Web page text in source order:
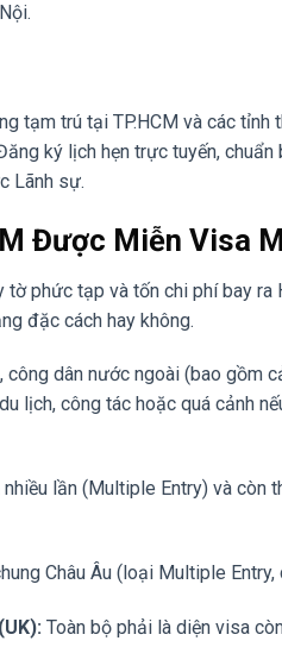
tạm trú tại TP.HCM và các tỉnh
ký lịch hẹn trực tuyến,
Lãnh sự.
Được Miễn Visa
phức tạp và tốn chi phí bay ra
đặc cách hay không.
công dân nước ngoài (bao gồm
lịch, công tác hoặc quá cảnh
nhiều lần (Multiple Entry) và
Châu Âu (loại Multiple Entry,
Toàn bộ phải là diện visa